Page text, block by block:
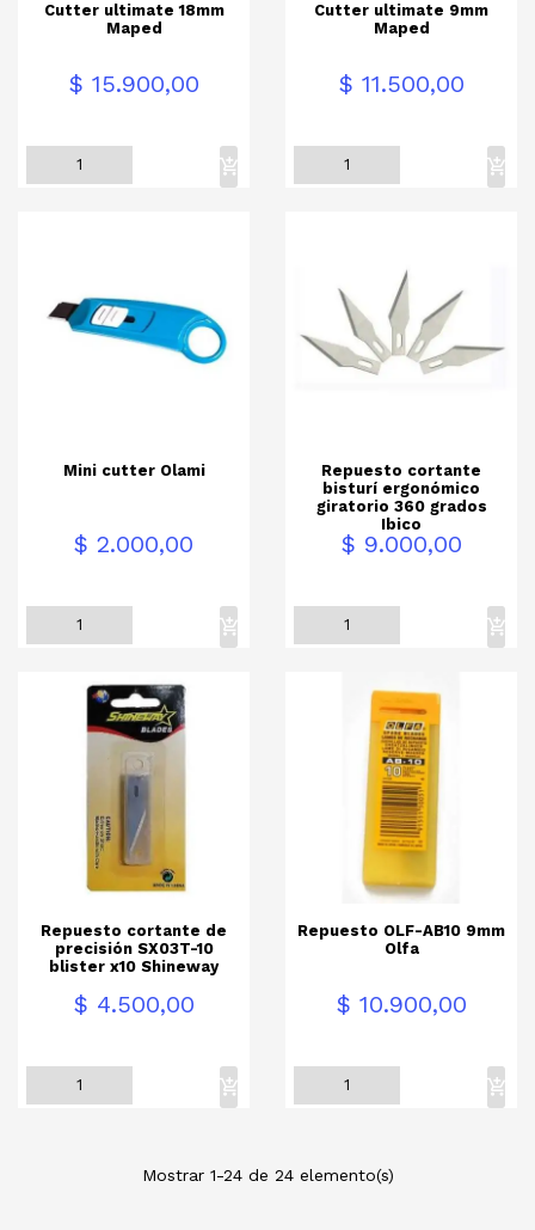
Cutter ultimate 18mm
Maped
Precio$ 15.900,00
Cutter ultimate 9mm
Maped
Precio$ 11.500,00
Mini cutter Olami
Precio$ 2.000,00
Repuesto cortante
bisturí ergonómico
giratorio 360 grados
Ibico
Precio$ 9.000,00
Repuesto cortante de
precisión SX03T-10
blister x10 Shineway
Precio$ 4.500,00
Repuesto OLF-AB10 9mm
Olfa
Precio$ 10.900,00
Mostrar 1-24 de 24 elemento(s)